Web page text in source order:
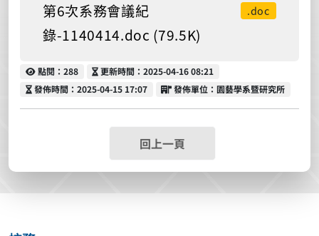
第6次系務會議紀
錄-1140414.doc (79.5K)
.doc
點閱
點閱：288 更新時間
更新時間：2025-04-16 08:21
發佈時間
發佈時間：2025-04-15 17:07 發佈單位
發佈單位：園藝學系暨研究所
回上一頁